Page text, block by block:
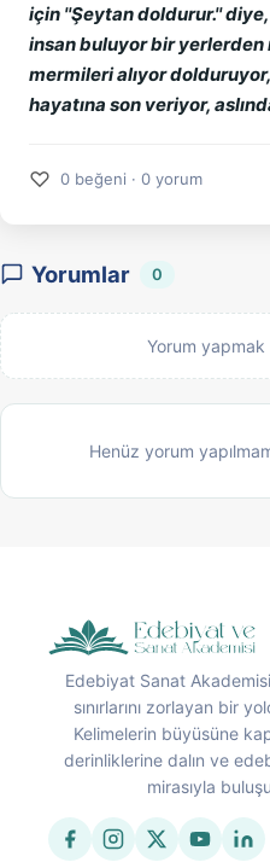
için ''Şeytan doldurur.''
insan buluyor bir yerlerden
mermileri alıyor
hayatına son veriyor,
♡ 0 beğeni · 0 yorum
Yorumlar 0
Yorum yapmak
Henüz yorum
Edebiyat Sanat Akademisi,
sınırlarını zorlayan bir
Kelimelerin büyüsüne
derinliklerine dalın ve
mirasıyla